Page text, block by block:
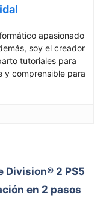
apasionado
soy el creador
tutoriales para
y comprensible para
Division® 2 PS5
en 2 pasos